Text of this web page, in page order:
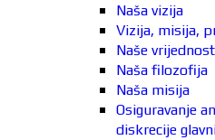
Naša vizija
Vizija, misija,
Naše vrijednost
Naša filozofija
Naša misija
Osiguravanje
diskrecije